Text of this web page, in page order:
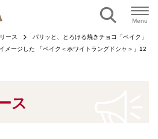
Menu
ース
パリッと、とろける焼きチョコ「ベイク」
メージした 「ベイク＜ホワイトラングドシャ＞」12
ス